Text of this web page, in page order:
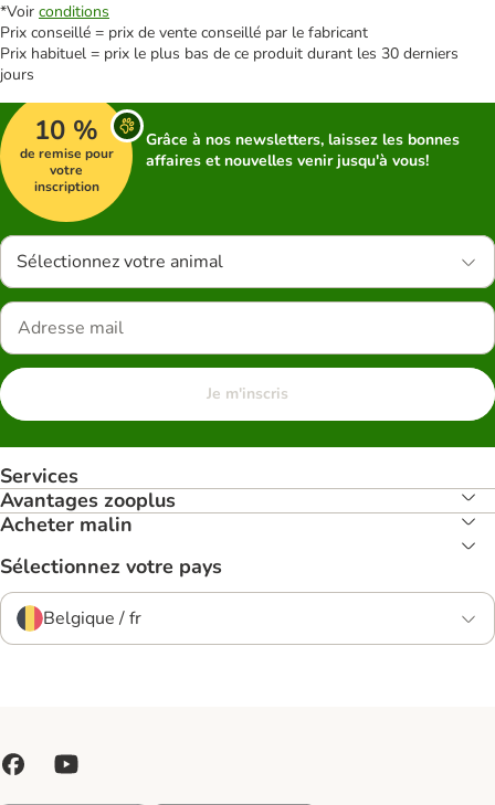
*Voir conditions
Prix conseillé = prix de vente conseillé par le fabricant
Prix habituel = prix le plus bas de ce produit durant les 30 derniers
jours
10 %
de remise pour
votre
inscription
Grâce à nos newsletters, laissez les bonnes
affaires et nouvelles venir jusqu'à vous!
Sélectionnez votre animal
Je m'inscris
Services
Avantages zooplus
Acheter malin
Sélectionnez votre pays
Belgique / fr